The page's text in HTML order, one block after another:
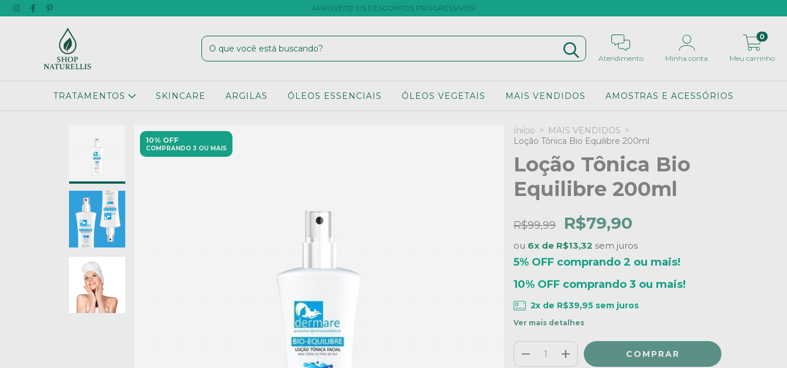
APROVEITE OS DESCONTOS PROGRESSIVOS!
Atendimento Minha conta Meu carrinho
0
TRATAMENTOS SKINCARE ARGILAS ÓLEOS ESSENCIAIS ÓLEOS VEGETAIS MAIS VENDIDOS AMOSTRAS E ACESSÓRIOS
10% OFF
COMPRANDO 3 OU MAIS
Início > MAIS VENDIDOS >
Loção Tônica Bio Equilibre 200ml
Loção Tônica Bio
Equilibre 200ml
R$99,99 R$79,90
ou 6x de R$13,32 sem juros
5% OFF comprando 2 ou mais!
10% OFF comprando 3 ou mais!
2x de R$39,95sem juros
Ver mais detalhes